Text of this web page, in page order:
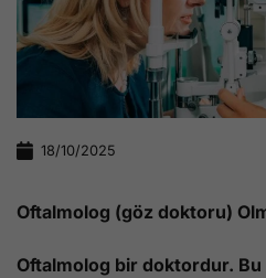
18/10/2025
Oftalmolog (göz doktoru)
Oftalmolog bir doktordur.